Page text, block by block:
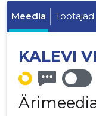
Meedia Töötajad
KALEVI